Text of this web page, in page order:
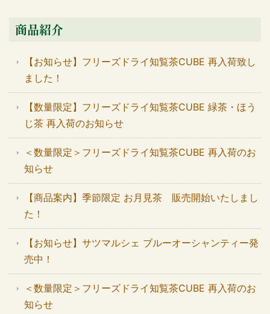
商品紹介
【お知らせ】フリーズドライ知覧茶CUBE 再入荷致し
ました！
【数量限定】フリーズドライ知覧茶CUBE 緑茶・ほう
じ茶 再入荷のお知らせ
＜数量限定＞フリーズドライ知覧茶CUBE 再入荷のお
知らせ
【商品案内】季節限定 お月見茶 販売開始いたしまし
た！
【お知らせ】サツマルシェ ブルーオーシャンティー発
売中！
＜数量限定＞フリーズドライ知覧茶CUBE 再入荷のお
知らせ